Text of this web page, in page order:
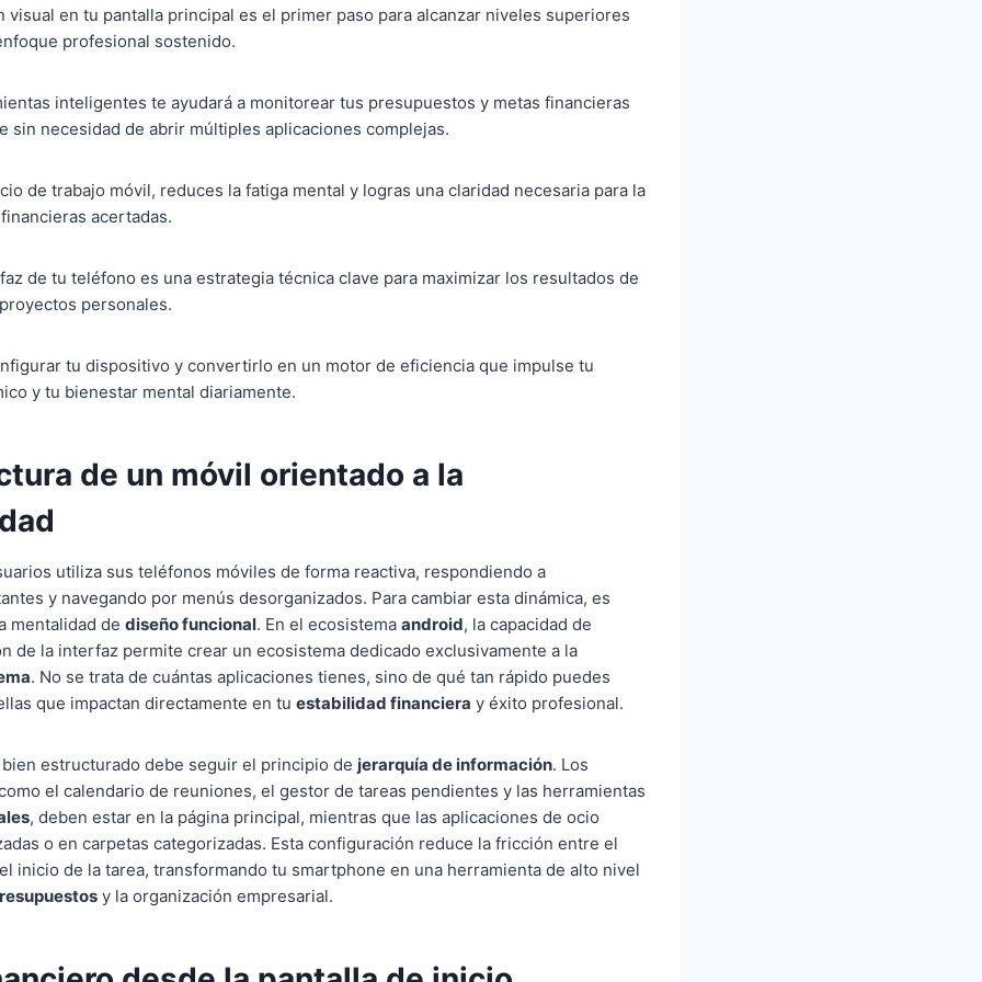
visual en tu pantalla principal es el primer paso para alcanzar niveles superiores
profesional sostenido.
inteligentes te ayudará a monitorear tus presupuestos y metas financieras
sin necesidad de abrir múltiples aplicaciones complejas.
de trabajo móvil, reduces la fatiga mental y logras una claridad necesaria para la
acertadas.
de tu teléfono es una estrategia técnica clave para maximizar los resultados de
personales.
tu dispositivo y convertirlo en un motor de eficiencia que impulse tu
y tu bienestar mental diariamente.
de un móvil orientado a la
utiliza sus teléfonos móviles de forma reactiva, respondiendo a
y navegando por menús desorganizados. Para cambiar esta dinámica, es
mentalidad de diseño funcional. En el ecosistema android, la capacidad de
de la interfaz permite crear un ecosistema dedicado exclusivamente a la
. No se trata de cuántas aplicaciones tienes, sino de qué tan rápido puedes
que impactan directamente en tu estabilidad financiera y éxito profesional.
estructurado debe seguir el principio de jerarquía de información. Los
el calendario de reuniones, el gestor de tareas pendientes y las herramientas
, deben estar en la página principal, mientras que las aplicaciones de ocio
o en carpetas categorizadas. Esta configuración reduce la fricción entre el
inicio de la tarea, transformando tu smartphone en una herramienta de alto nivel
y la organización empresarial.